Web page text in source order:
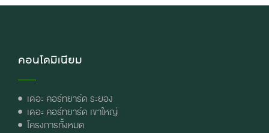
คอนโดมิเนียม
เดอะ คอร์ทยาร์ด ระยอง
เดอะ คอร์ทยาร์ด เขาใหญ่
โครงการทั้งหมด